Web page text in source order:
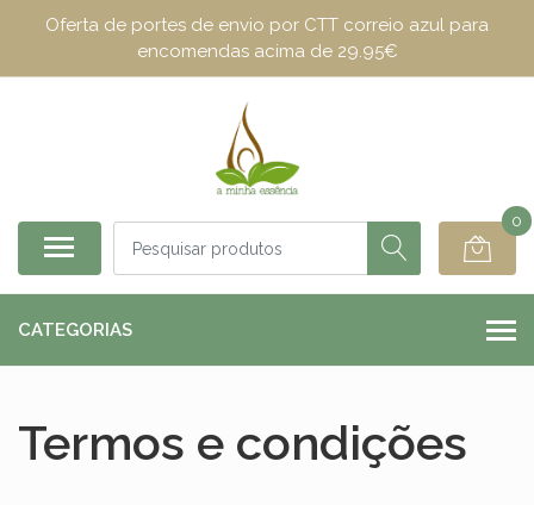
Oferta de portes de envio por CTT correio azul para
encomendas acima de 29.95€
0
CATEGORIAS
Termos e condições